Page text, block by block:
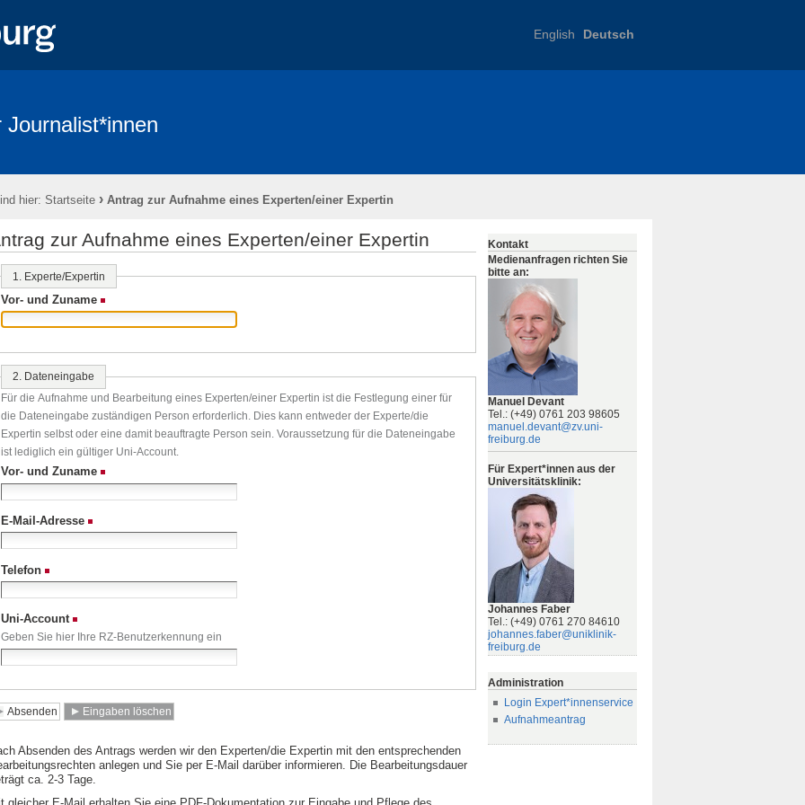
English Deutsch
hier: Startseite › Antrag zur Aufnahme eines Experten/einer Expertin
zur Aufnahme eines Experten/einer Expertin
1. Experte/Expertin
Vor- und Zuname
2. Dateneingabe
Für die Aufnahme und Bearbeitung eines Experten/einer Expertin ist die Festlegung einer für
die Dateneingabe zuständigen Person erforderlich. Dies kann entweder der Experte/die
Expertin selbst oder eine damit beauftragte Person sein. Voraussetzung für die Dateneingabe
ist lediglich ein gültiger Uni-Account.
Vor- und Zuname
E-Mail-Adresse
Telefon
Uni-Account
Geben Sie hier Ihre RZ-Benutzerkennung ein
Absenden des Antrags werden wir den Experten/die Expertin mit den entsprechenden
anlegen und Sie per E-Mail darüber informieren. Die Bearbeitungsdauer
ca. 2-3 Tage.
Kontakt
Medienanfragen richten Sie
bitte an:
Manuel Devant
Tel.: (+49) 0761 203 98605
manuel.devant@zv.uni-
freiburg.de
Für Expert*innen aus der
Universitätsklinik:
Johannes Faber
Tel.: (+49) 0761 270 84610
johannes.faber@uniklinik-
freiburg.de
Administration
Login Expert*innenservice
Aufnahmeantrag